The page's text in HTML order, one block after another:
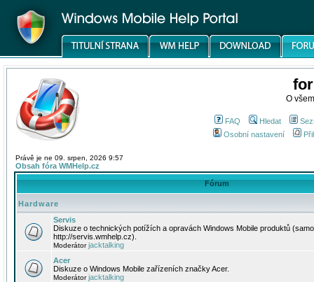
O
FAQ Hledat
Osobní nastavení
Právě je ne 09. srpen, 2026 9:57
Obsah fóra WMHelp.cz
Fórum
Hardware
Servis
Diskuze o technických potížích a opravách Windows Mobile produktů
http://servis.wmhelp.cz).
Moderátorjacktalking
Acer
Diskuze o Windows Mobile zařízeních značky Acer.
Moderátorjacktalking